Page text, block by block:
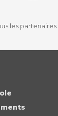
les partenaires